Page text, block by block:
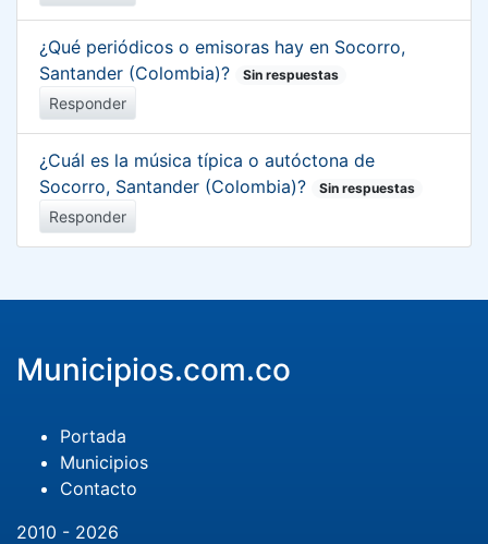
¿Qué periódicos o emisoras hay en Socorro,
Santander (Colombia)?
Sin respuestas
Responder
¿Cuál es la música típica o autóctona de
Socorro, Santander (Colombia)?
Sin respuestas
Responder
Municipios.com.co
Portada
Municipios
Contacto
2010 - 2026